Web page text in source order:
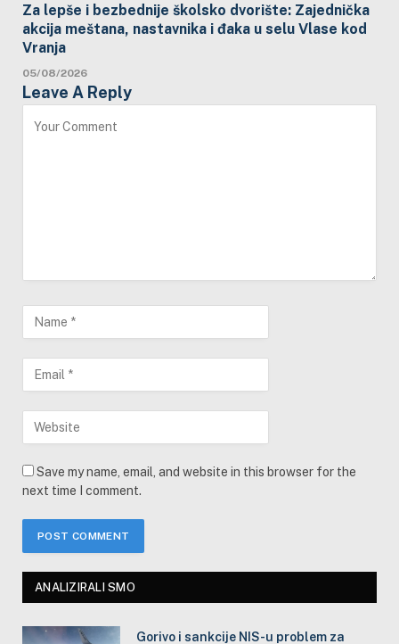
Za lepše i bezbednije školsko dvorište: Zajednička
akcija meštana, nastavnika i đaka u selu Vlase kod
Vranja
05/08/2026
Leave A Reply
Save my name, email, and website in this browser for the
next time I comment.
ANALIZIRALI SMO
Gorivo i sankcije NIS-u problem za